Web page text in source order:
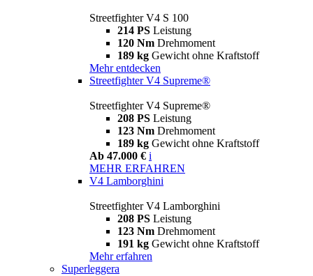
Streetfighter V4 S 100
214 PS Leistung
120 Nm Drehmoment
189 kg Gewicht ohne Kraftstoff
Mehr entdecken
Streetfighter V4 Supreme®
Streetfighter V4 Supreme®
208 PS Leistung
123 Nm Drehmoment
189 kg Gewicht ohne Kraftstoff
Ab 47.000 € i
MEHR ERFAHREN
V4 Lamborghini
Streetfighter V4 Lamborghini
208 PS Leistung
123 Nm Drehmoment
191 kg Gewicht ohne Kraftstoff
Mehr erfahren
Superleggera